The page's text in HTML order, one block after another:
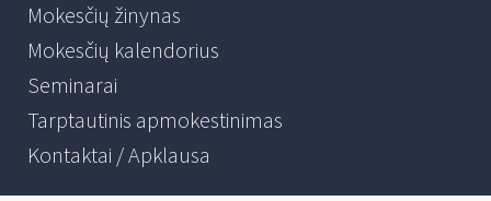
Mokesčių žinynas
Mokesčių kalendorius
Seminarai
Tarptautinis apmokestinimas
Kontaktai / Apklausa